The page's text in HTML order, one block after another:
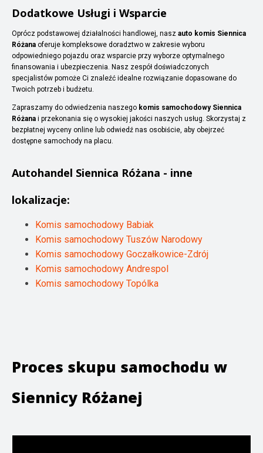
Dodatkowe Usługi i Wsparcie
Oprócz podstawowej działalności handlowej, nasz auto komis Siennica
Różana oferuje kompleksowe doradztwo w zakresie wyboru
odpowiedniego pojazdu oraz wsparcie przy wyborze optymalnego
finansowania i ubezpieczenia. Nasz zespół doświadczonych
specjalistów pomoże Ci znaleźć idealne rozwiązanie dopasowane do
Twoich potrzeb i budżetu.
Zapraszamy do odwiedzenia naszego komis samochodowy Siennica
Różana i przekonania się o wysokiej jakości naszych usług. Skorzystaj z
bezpłatnej wyceny online lub odwiedź nas osobiście, aby obejrzeć
dostępne samochody na placu.
Autohandel Siennica Różana - inne
lokalizacje:
Komis samochodowy Babiak
Komis samochodowy Tuszów Narodowy
Komis samochodowy Goczałkowice-Zdrój
Komis samochodowy Andrespol
Komis samochodowy Topólka
Proces skupu samochodu w
Siennicy Różanej